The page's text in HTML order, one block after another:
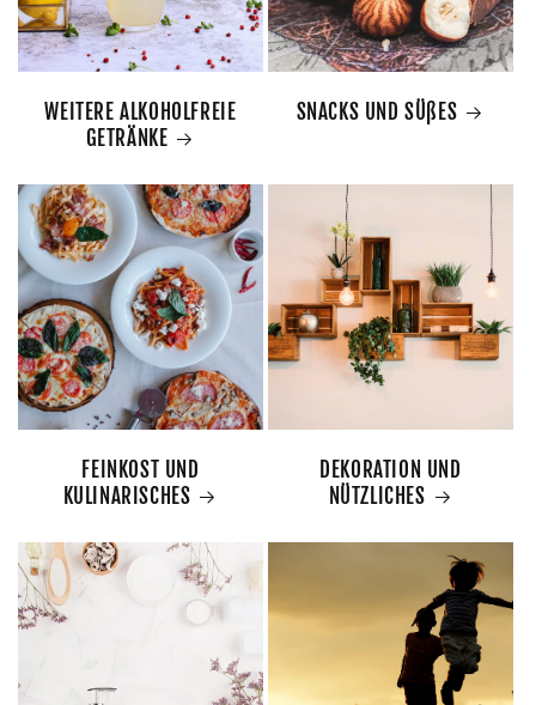
WEITERE ALKOHOLFREIE
GETRÄNKE
SNACKS UND SÜßES
FEINKOST UND
KULINARISCHES
DEKORATION UND
NÜTZLICHES